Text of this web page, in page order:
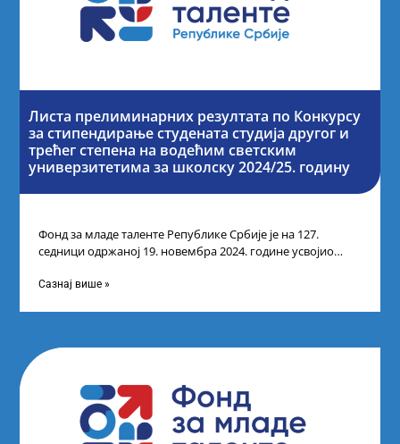
Листа прелиминарних резултата по Конкурсу
за стипендирање студената студија другог и
трећег степена на водећим светским
универзитетима за школску 2024/25. годину
Фонд за младе таленте Републике Србије је на 127.
седници одржаној 19. новембра 2024. године усвојио
Сазнај више »